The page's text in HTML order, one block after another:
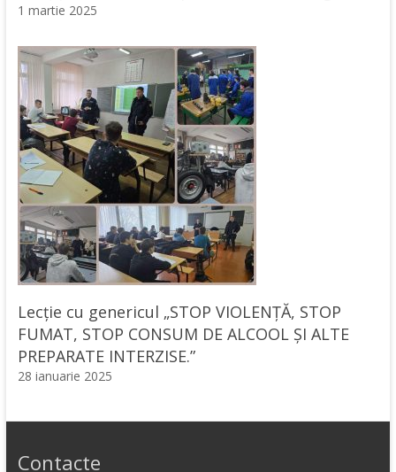
1 martie 2025
Lecție cu genericul „STOP VIOLENȚĂ, STOP
FUMAT, STOP CONSUM DE ALCOOL ȘI ALTE
PREPARATE INTERZISE.”
28 ianuarie 2025
Contacte